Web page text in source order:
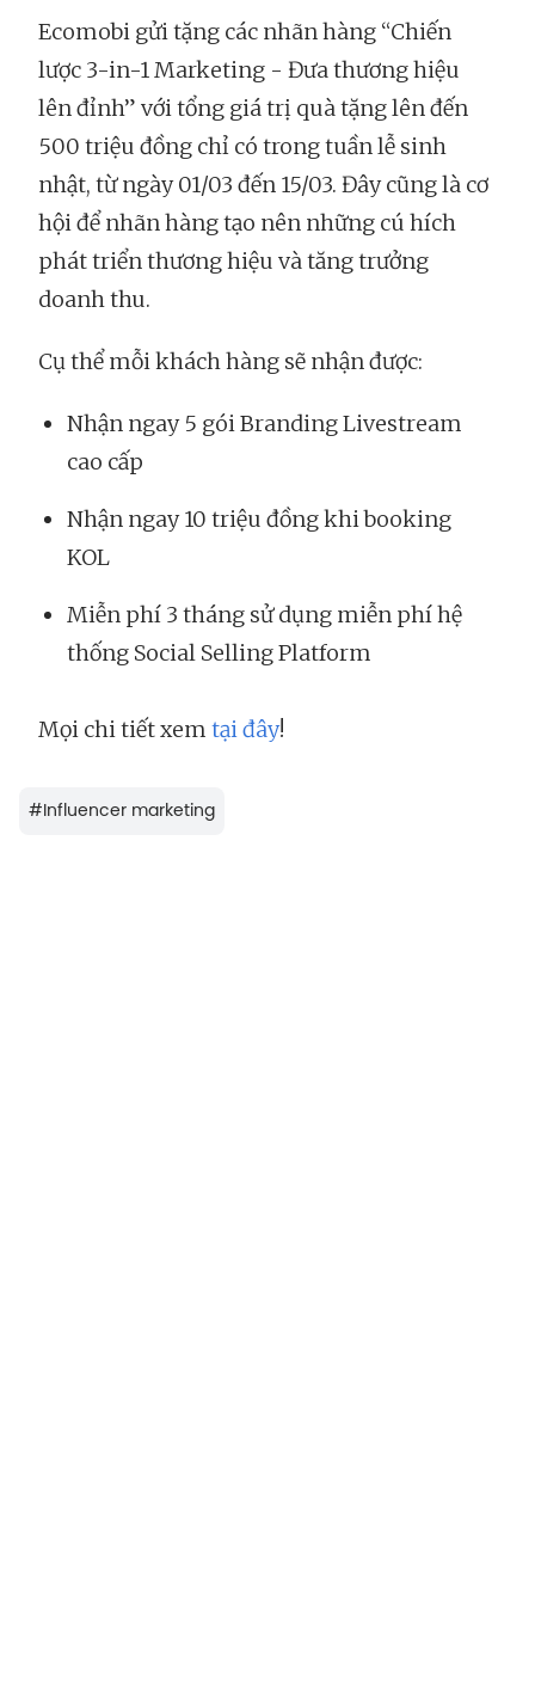
Ecomobi gửi tặng các nhãn hàng “Chiến
lược 3-in-1 Marketing - Đưa thương hiệu
lên đỉnh” với tổng giá trị quà tặng lên đến
500 triệu đồng chỉ có trong tuần lễ sinh
nhật, từ ngày 01/03 đến 15/03. Đây cũng là cơ
hội để nhãn hàng tạo nên những cú hích
phát triển thương hiệu và tăng trưởng
doanh thu.
Cụ thể mỗi khách hàng sẽ nhận được:
Nhận ngay 5 gói Branding Livestream
cao cấp
Nhận ngay 10 triệu đồng khi booking
KOL
Miễn phí 3 tháng sử dụng miễn phí hệ
thống Social Selling Platform
Mọi chi tiết xem tại đây!
#Influencer marketing